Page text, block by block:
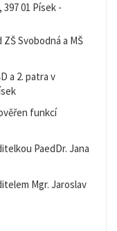
01 Písek -
ZŠ Svobodná a MŠ
a 2. patra v
funkcí
PaedDr. Jana
Mgr. Jaroslav